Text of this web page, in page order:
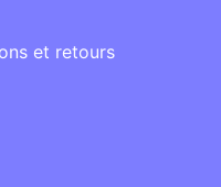
et retours